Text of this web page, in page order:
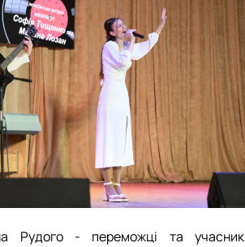
Рудого - переможці та